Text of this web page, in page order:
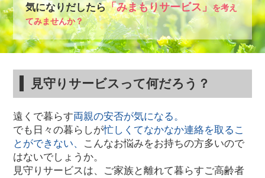
気になりだしたら「みまもりサービス」
を考え
てみませんか？
見守りサービスって何だろう？
遠くで暮らす両親の安否が気になる。
でも日々の暮らしが忙しくてなかなか連絡を取るこ
とができない、 こんなお悩みをお持ちの方多いので
はないでしょうか。
見守りサービスは、ご家族と離れて暮らすご高齢者